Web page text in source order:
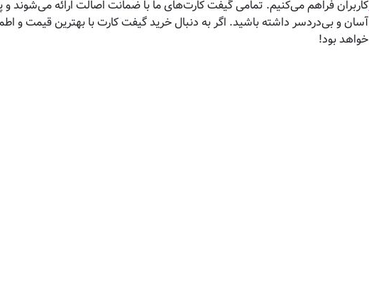
کاربران فراهم می‌کنیم. تمامی گیفت کارت‌های ما با ضمانت اصالت ارائه می‌شوند
آسان و بی‌دردسر داشته باشید. اگر به دنبال خرید گیفت کارت با بهترین قیمت و
خواهد بود!